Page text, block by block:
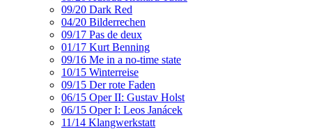
09/20 Dark Red
04/20 Bilderrechen
09/17 Pas de deux
01/17 Kurt Benning
09/16 Me in a no-time state
10/15 Winterreise
09/15 Der rote Faden
06/15 Oper II: Gustav Holst
06/15 Oper I: Leos Janácek
11/14 Klangwerkstatt